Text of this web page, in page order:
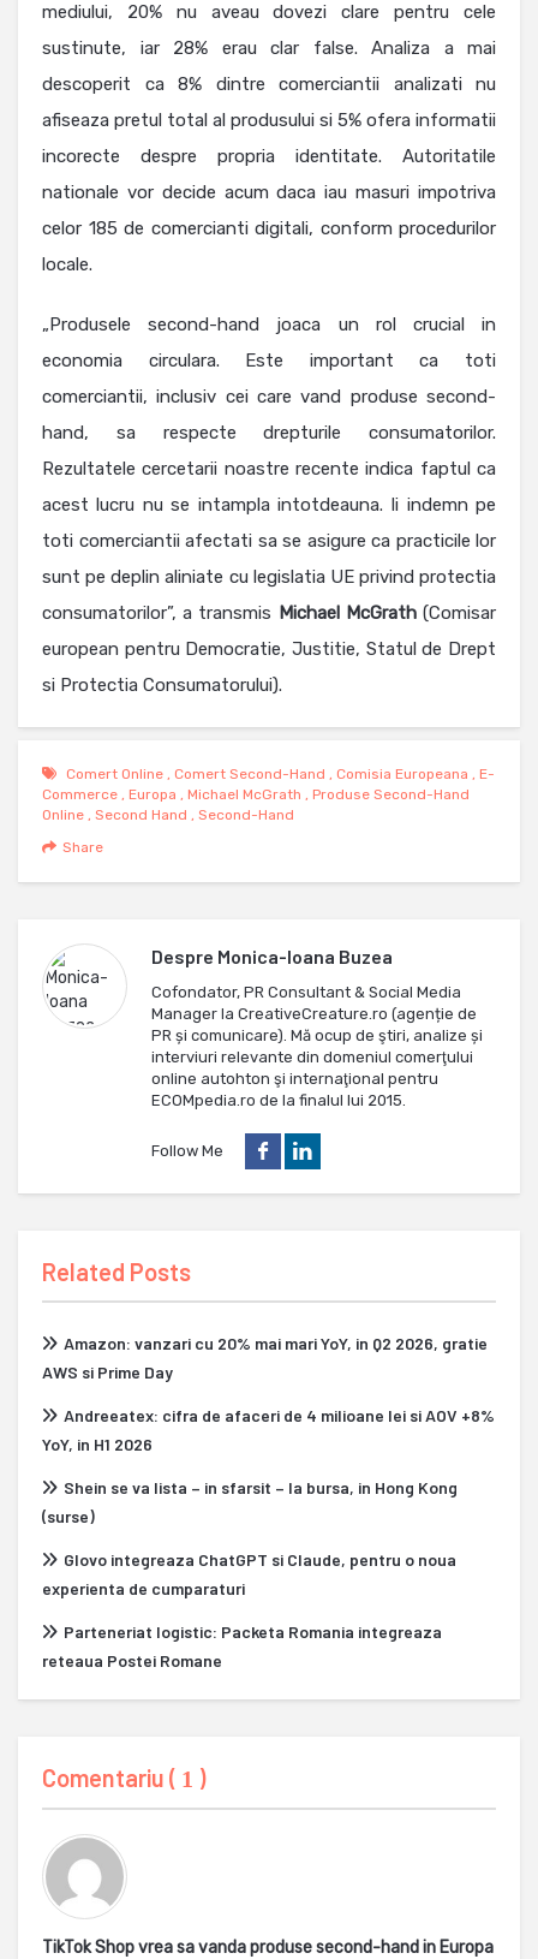
mediului, 20% nu aveau dovezi clare pentru cele
sustinute, iar 28% erau clar false. Analiza a mai
descoperit ca 8% dintre comerciantii analizati nu
afiseaza pretul total al produsului si 5% ofera informatii
incorecte despre propria identitate. Autoritatile
nationale vor decide acum daca iau masuri impotriva
celor 185 de comercianti digitali, conform procedurilor
locale.
„Produsele second-hand joaca un rol crucial in
economia circulara. Este important ca toti
comerciantii, inclusiv cei care vand produse second-
hand, sa respecte drepturile consumatorilor.
Rezultatele cercetarii noastre recente indica faptul ca
acest lucru nu se intampla intotdeauna. Ii indemn pe
toti comerciantii afectati sa se asigure ca practicile lor
sunt pe deplin aliniate cu legislatia UE privind protectia
consumatorilor”, a transmis Michael McGrath(Comisar
european pentru Democratie, Justitie, Statul de Drept
si Protectia Consumatorului).
Comert Online , Comert Second-Hand , Comisia Europeana , E-
Commerce , Europa , Michael McGrath , Produse Second-Hand
Online , Second Hand , Second-Hand
Share
Despre Monica-Ioana Buzea
Cofondator, PR Consultant & Social Media
Manager la CreativeCreature.ro (agenție de
PR și comunicare). Mă ocup de ştiri, analize și
interviuri relevante din domeniul comerţului
online autohton şi internaţional pentru
ECOMpedia.ro de la finalul lui 2015.
Follow Me
Related Posts
Amazon: vanzari cu 20% mai mari YoY, in Q2 2026, gratie
AWS si Prime Day
Andreeatex: cifra de afaceri de 4 milioane lei si AOV +8%
YoY, in H1 2026
Shein se va lista – in sfarsit – la bursa, in Hong Kong
(surse)
Glovo integreaza ChatGPT si Claude, pentru o noua
experienta de cumparaturi
Parteneriat logistic: Packeta Romania integreaza
reteaua Postei Romane
Comentariu ( 1 )
TikTok Shop vrea sa vanda produse second-hand in Europa